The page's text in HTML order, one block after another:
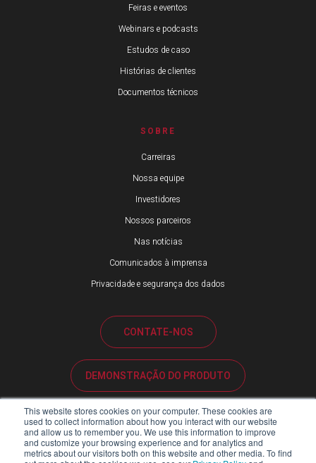
This website stores cookies on your computer. These cookies are
used to collect information about how you interact with our website
and allow us to remember you. We use this information to improve
and customize your browsing experience and for analytics and
metrics about our visitors both on this website and other media. To find
Feiras e eventos
Webinars e podcasts
Estudos de caso
Histórias de clientes
Documentos técnicos
SOBRE
Carreiras
Nossa equipe
Investidores
Nossos parceiros
Nas notícias
Comunicados à imprensa
Privacidade e segurança dos dados
CONTATE-NOS
DEMONSTRAÇÃO DO PRODUTO
SUPORTE AO CLIENTE